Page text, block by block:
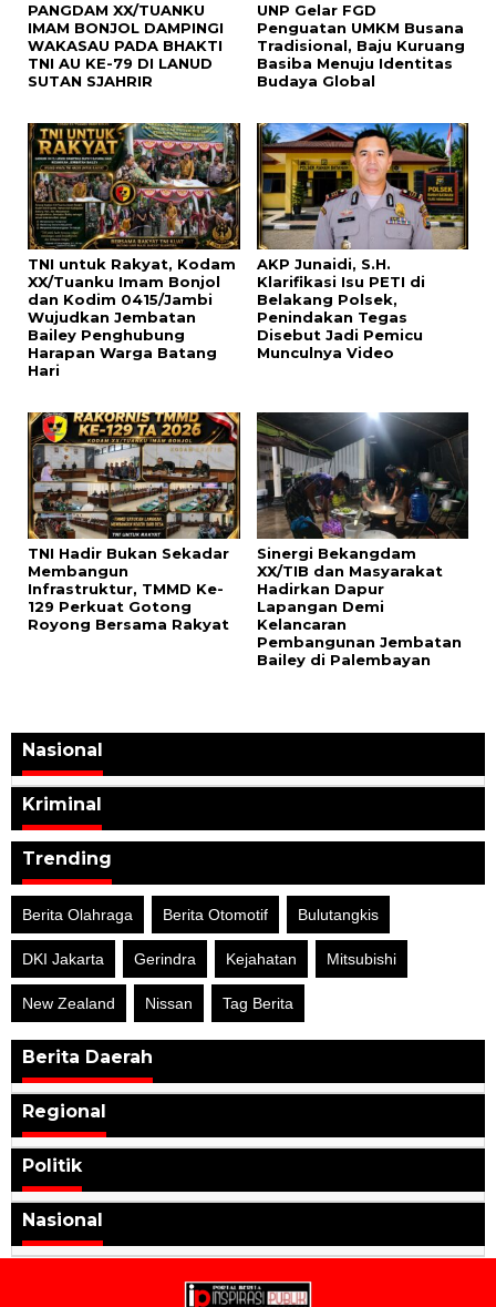
PANGDAM XX/TUANKU
IMAM BONJOL DAMPINGI
WAKASAU PADA BHAKTI
TNI AU KE-79 DI LANUD
SUTAN SJAHRIR
UNP Gelar FGD
Penguatan UMKM Busana
Tradisional, Baju Kuruang
Basiba Menuju Identitas
Budaya Global
TNI untuk Rakyat, Kodam
XX/Tuanku Imam Bonjol
dan Kodim 0415/Jambi
Wujudkan Jembatan
Bailey Penghubung
Harapan Warga Batang
Hari
AKP Junaidi, S.H.
Klarifikasi Isu PETI di
Belakang Polsek,
Penindakan Tegas
Disebut Jadi Pemicu
Munculnya Video
TNI Hadir Bukan Sekadar
Membangun
Infrastruktur, TMMD Ke-
129 Perkuat Gotong
Royong Bersama Rakyat
Sinergi Bekangdam
XX/TIB dan Masyarakat
Hadirkan Dapur
Lapangan Demi
Kelancaran
Pembangunan Jembatan
Bailey di Palembayan
Nasional
Kriminal
Trending
Berita Olahraga Berita Otomotif Bulutangkis
DKI Jakarta Gerindra Kejahatan Mitsubishi
New Zealand Nissan Tag Berita
Berita Daerah
Regional
Politik
Nasional